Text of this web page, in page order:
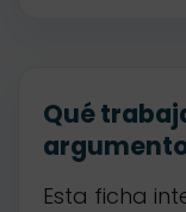
Qué
Esta ficha